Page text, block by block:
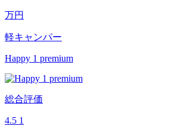
万円
軽キャンパー
Happy 1 premium
総合評価
4.5 1